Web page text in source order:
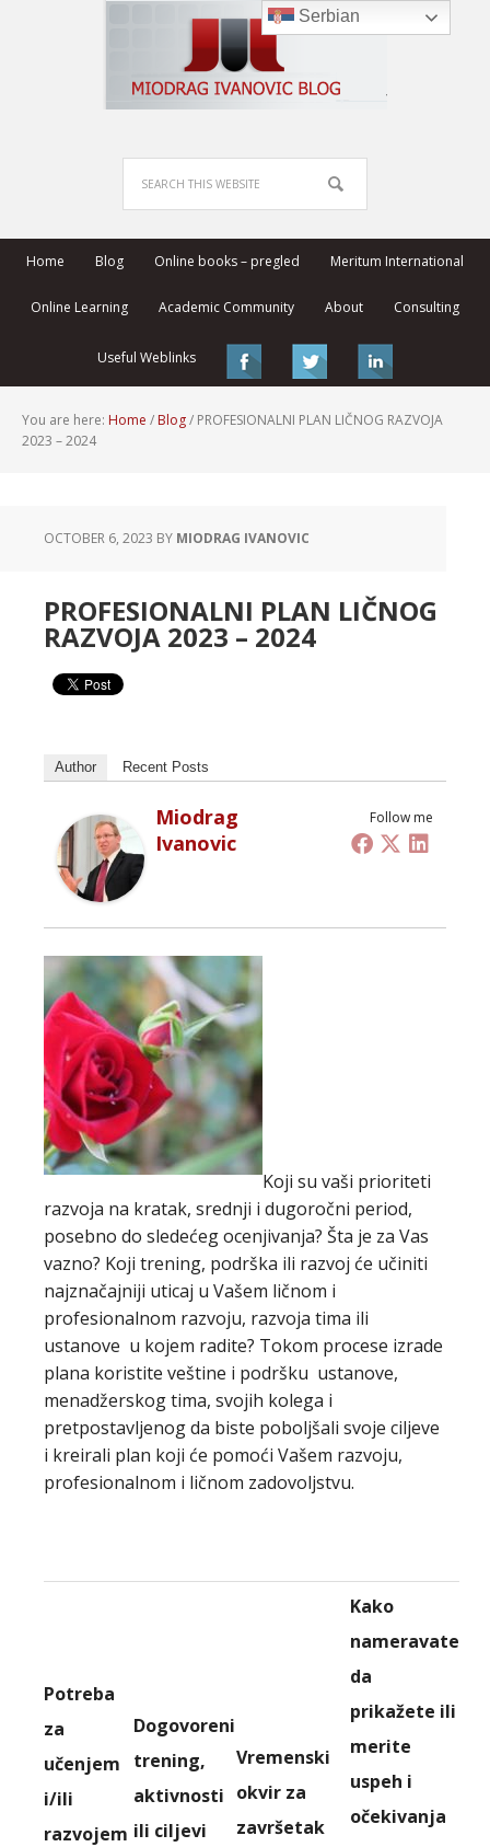
Home Blog Online books – pregled Meritum International
Online Learning Academic Community About Consulting
Useful Weblinks
You are here: Home / Blog/ PROFESIONALNI PLAN LIČNOG RAZVOJA
2023 – 2024
OCTOBER 6, 2023 BY MIODRAG IVANOVIC
PROFESIONALNI PLAN LIČNOG
RAZVOJA 2023 – 2024
Author Recent Posts
Follow me
Miodrag
Ivanovic
Koji su vaši prioriteti
razvoja na kratak, srednji i dugoročni period,
posebno do sledećeg ocenjivanja? Šta je za Vas
vazno? Koji trening, podrška ili razvoj će učiniti
najznačajniji uticaj u Vašem ličnom i
profesionalnom razvoju, razvoja tima ili
ustanove u kojem radite? Tokom procese izrade
plana koristite veštine i podršku ustanove,
menadžerskog tima, svojih kolega i
pretpostavljenog da biste poboljšali svoje ciljeve
i kreirali plan koji će pomoći Vašem razvoju,
profesionalnom i ličnom zadovoljstvu.
Potreba
za
učenjem
i/ili
razvojem
Dogovoreni
trening,
aktivnosti
ili ciljevi
Vremenski
okvir za
završetak
Kako
nameravate
da
prikažete ili
merite
uspeh i
očekivanja
Serbian